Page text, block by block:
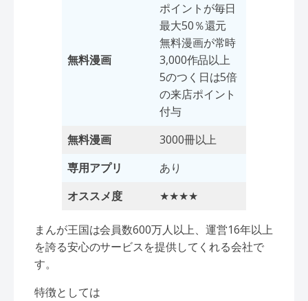
無料漫画
ポイントが毎日
最大50％還元
無料漫画が常時
3,000作品以上
5のつく日は5倍
の来店ポイント
付与
無料漫画
3000冊以上
専用アプリ
あり
オススメ度
★★★★
まんが王国は会員数600万人以上、運営16年以上
を誇る安心のサービスを提供してくれる会社で
す。
特徴としては